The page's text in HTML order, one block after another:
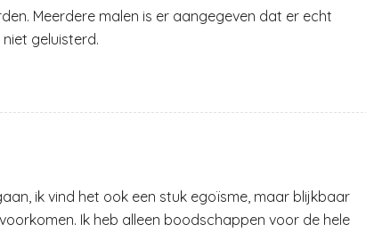
Meerdere malen is er aangegeven dat er echt
geluisterd.
ik vind het ook een stuk egoïsme, maar blijkbaar
Ik heb alleen boodschappen voor de hele